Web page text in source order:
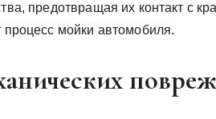
предотвращая их контакт с
процесс мойки автомобиля.